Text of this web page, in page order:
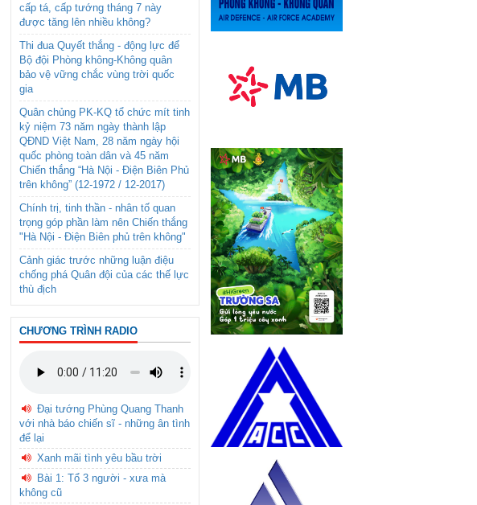
cấp tá, cấp tướng tháng 7 này
được tăng lên nhiều không?
Thi đua Quyết thắng - động lực để
Bộ đội Phòng không-Không quân
bảo vệ vững chắc vùng trời quốc
gia
Quân chủng PK-KQ tổ chức mít tinh
kỷ niệm 73 năm ngày thành lập
QĐND Việt Nam, 28 năm ngày hội
quốc phòng toàn dân và 45 năm
Chiến thắng “Hà Nội - Điện Biên Phủ
trên không” (12-1972 / 12-2017)
Chính trị, tinh thần - nhân tố quan
trọng góp phần làm nên Chiến thắng
"Hà Nội - Điện Biên phủ trên không"
Cảnh giác trước những luận điệu
chống phá Quân đội của các thế lực
thù địch
CHƯƠNG TRÌNH RADIO
Đại tướng Phùng Quang Thanh
với nhà báo chiến sĩ - những ân tình
để lại
Xanh mãi tình yêu bầu trời
Bài 1: Tổ 3 người - xưa mà
không cũ